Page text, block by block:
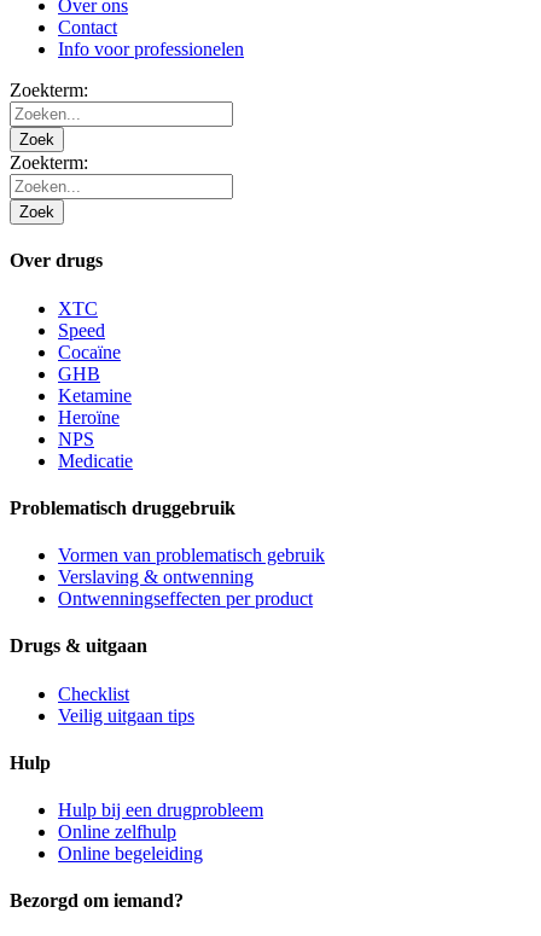
Over ons
Contact
Info voor professionelen
Zoekterm:
Zoek
Zoekterm:
Zoek
Over drugs
XTC
Speed
Cocaïne
GHB
Ketamine
Heroïne
NPS
Medicatie
Problematisch druggebruik
Vormen van problematisch gebruik
Verslaving & ontwenning
Ontwenningseffecten per product
Drugs & uitgaan
Checklist
Veilig uitgaan tips
Hulp
Hulp bij een drugprobleem
Online zelfhulp
Online begeleiding
Bezorgd om iemand?